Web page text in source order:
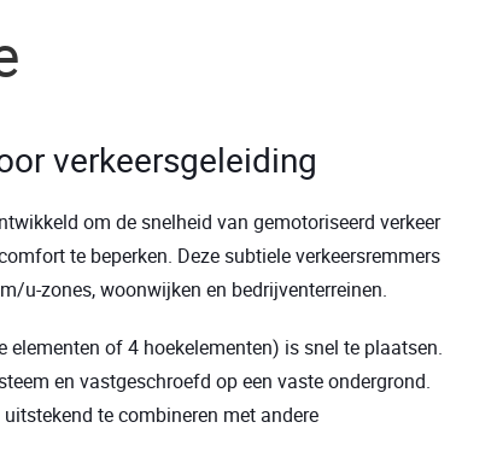
verkeersgeleiding
om de snelheid van gemotoriseerd verkeer
te beperken. Deze subtiele verkeersremmers
u-zones, woonwijken en bedrijventerreinen.
elementen of 4 hoekelementen) is snel te plaatsen.
en vastgeschroefd op een vaste ondergrond.
te combineren met andere